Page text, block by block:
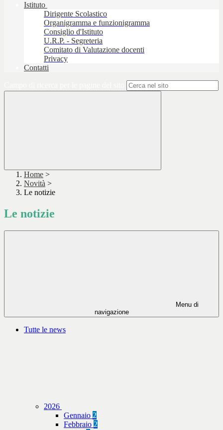
Istituto
Dirigente Scolastico
Organigramma e funzionigramma
Consiglio d'Istituto
U.R.P. - Segreteria
Comitato di Valutazione docenti
Privacy
Contatti
Home >
Novità >
Le notizie
Le notizie
Menu di
navigazione
Tutte le news
2026
Gennaio 2
Febbraio 2